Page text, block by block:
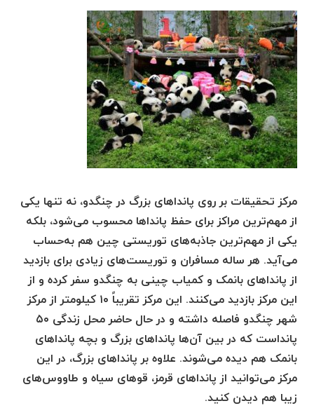
مرکز تحقیقات بر روی پانداهای بزرگ در چنگدو، نه تنها یکی
از مهم‌ترین مراکز برای حفظ پانداها محسوب می‌شود، بلکه
یکی از مهم‌ترین جاذبه‌های توریستی چین هم به‌حساب
می‌آید. هر ساله مسافران و توریست‌های زیادی برای بازدید
از پانداهای بانمک و کمیاب چینی به چنگدو سفر کرده و از
این مرکز بازدید می‌کنند. این مرکز تقریباً ۱۰ کیلومتر از مرکز
شهر چنگدو فاصله داشته و در حال حاضر محل زندگی ۵۰
پانداست که در بین آن‌ها پانداهای بزرگ و بچه پانداهای
بانمک هم دیده می‌شوند. علاوه بر پانداهای بزرگ، در این
مرکز می‌توانید از پانداهای قرمز، قوهای سیاه و طاووس‌های
زیبا هم دیدن کنید.